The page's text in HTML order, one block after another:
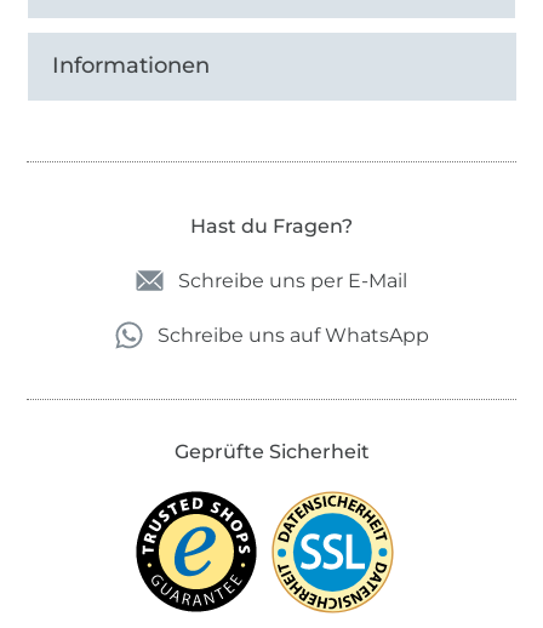
Informationen
Hast du Fragen?
Schreibe uns per E-Mail
Schreibe uns auf WhatsApp
Geprüfte Sicherheit